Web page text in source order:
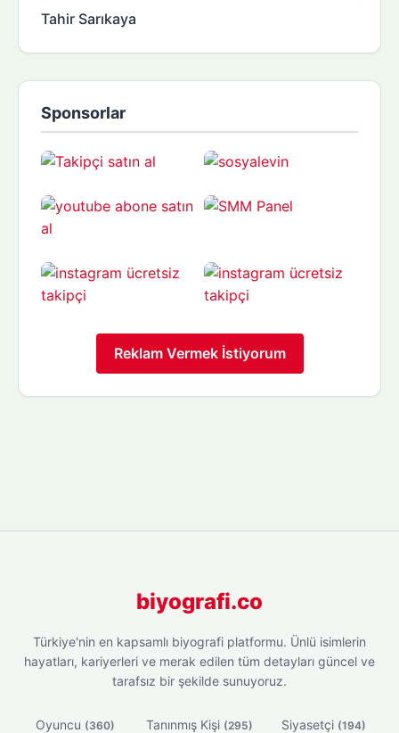
Tahir Sarıkaya
Sponsorlar
Reklam Vermek İstiyorum
biyografi.co
Türkiye'nin en kapsamlı biyografi platformu. Ünlü isimlerin
hayatları, kariyerleri ve merak edilen tüm detayları güncel ve
tarafsız bir şekilde sunuyoruz.
Oyuncu (360) Tanınmış Kişi (295) Siyasetçi (194)